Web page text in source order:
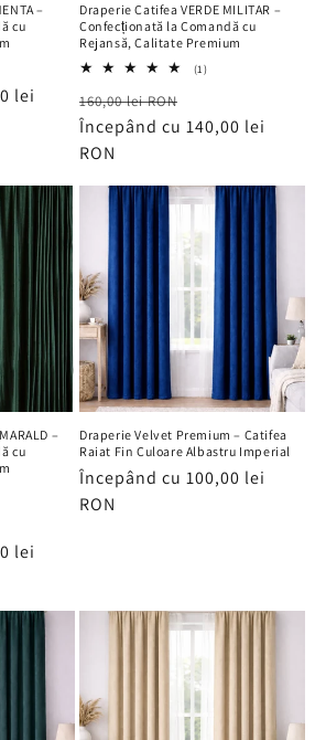
–
cu
lei
Draperie Catifea VERDE MILITAR –
Confecționată la Comandă cu
Rejansă, Calitate Premium
(1)1
Preț
obișnuit
160,00 lei RON
redus
Începând cu 140,00 lei
RON
–
cu
lei
Draperie Velvet Premium – Catifea
Raiat Fin Culoare Albastru Imperial
Preț
obișnuit
Începând cu 100,00 lei
RON